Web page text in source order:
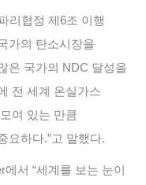
리협정 제6조 이행
가의 탄소시장을
은 국가의 NDC 달성을
전 세계 온실가스
여 있는 만큼
요하다.”고 말했다.
서 “세계를 보는 눈이